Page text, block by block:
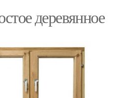
деревянное